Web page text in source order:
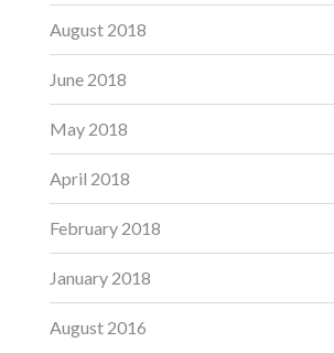
August 2018
June 2018
May 2018
April 2018
February 2018
January 2018
August 2016